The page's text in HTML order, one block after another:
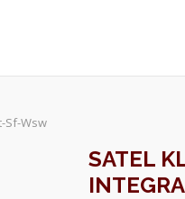
Sf-Wsw
SATEL